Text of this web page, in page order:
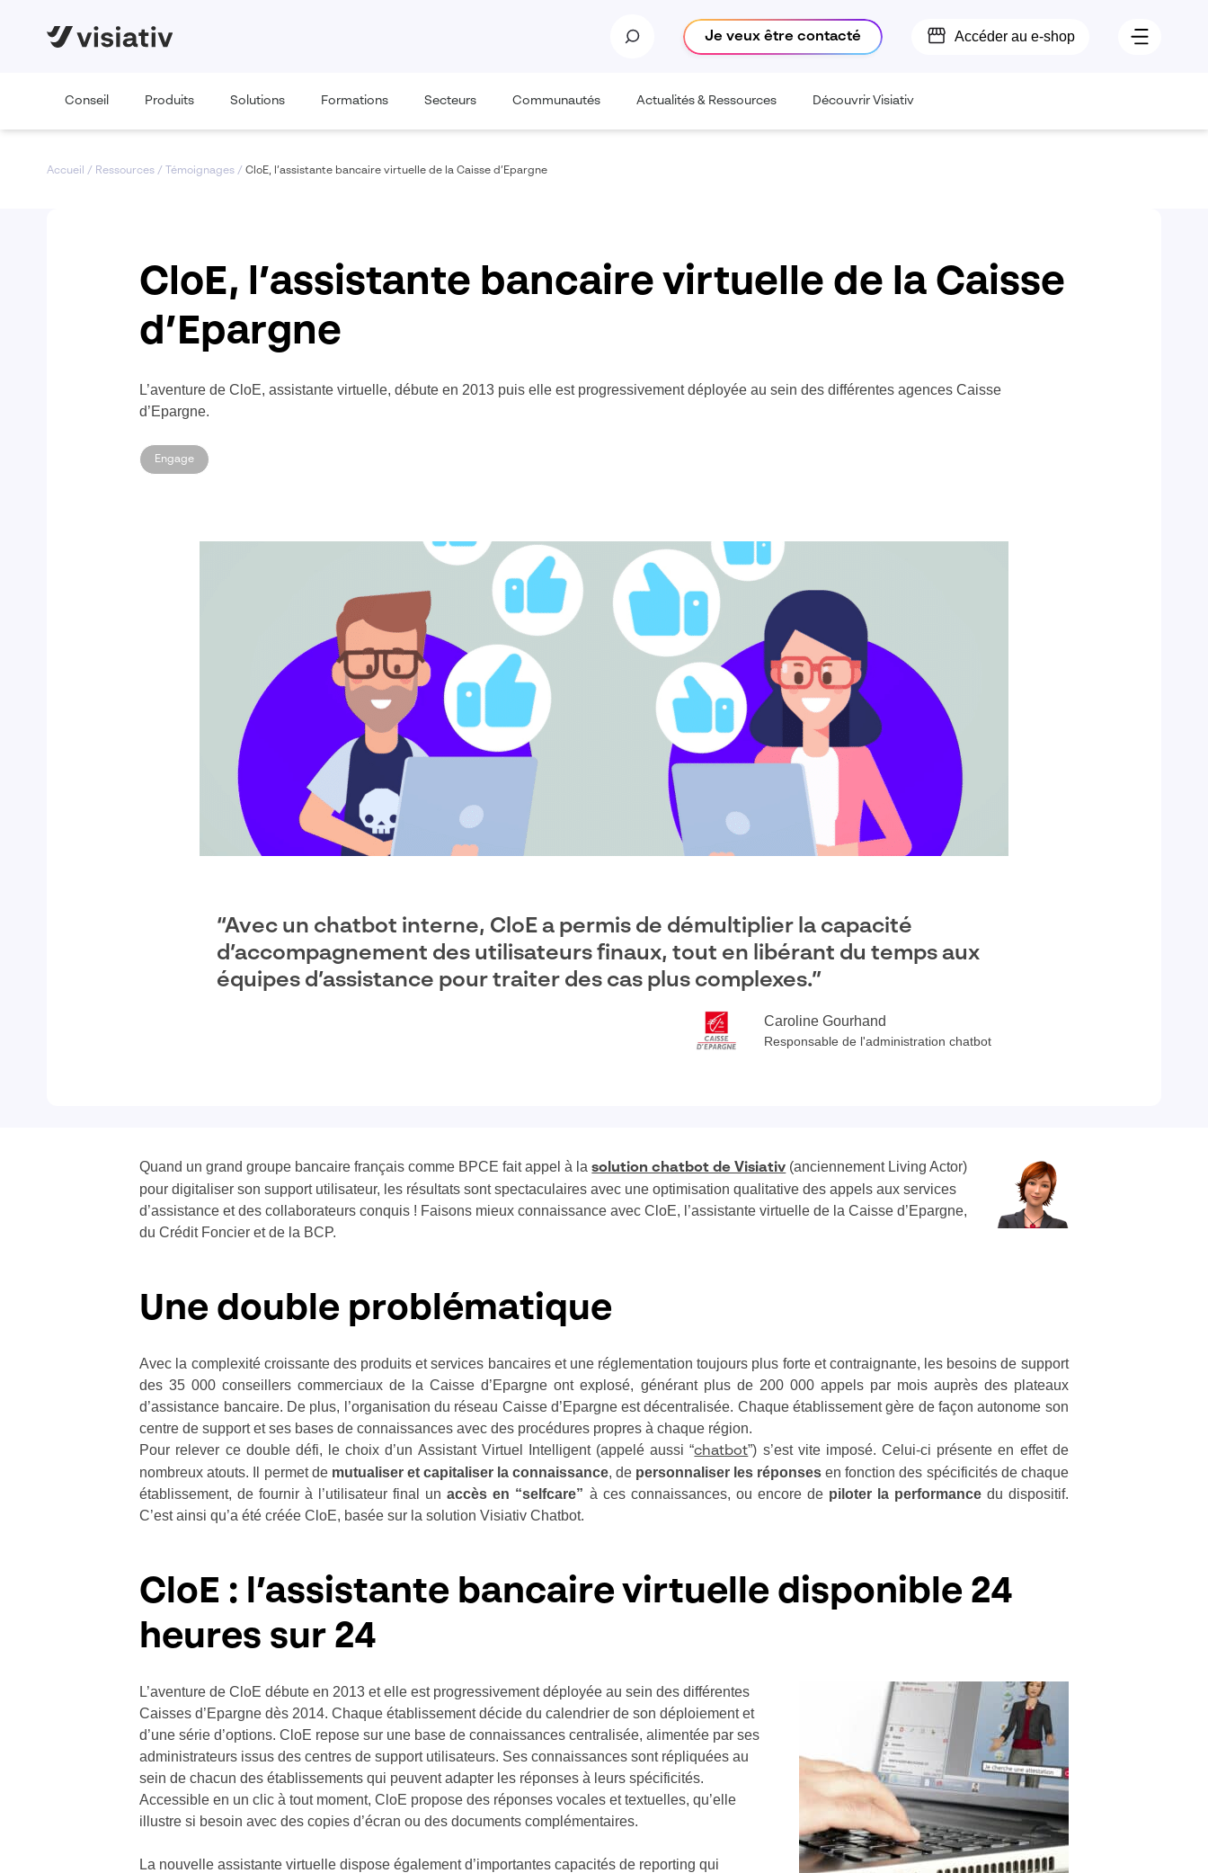
Je veux être contacté Accéder au e-shop
Conseil Produits Solutions Formations Secteurs Communautés Actualités & Ressources Découvrir Visiativ
Accueil / Ressources / Témoignages / CloE, l’assistante bancaire virtuelle de la Caisse d’Epargne
CloE, l’assistante bancaire virtuelle de la Caisse
d’Epargne
L’aventure de CloE, assistante virtuelle, débute en 2013 puis elle est progressivement déployée au sein des différentes agences Caisse
d’Epargne.
Engage
“Avec un chatbot interne, CloE a permis de démultiplier la capacité
d’accompagnement des utilisateurs finaux, tout en libérant du temps aux
équipes d’assistance pour traiter des cas plus complexes.”
Caroline Gourhand
Responsable de l'administration chatbot
Quand un grand groupe bancaire français comme BPCE fait appel à lasolution chatbot de Visiativ (anciennement Living Actor)
pour digitaliser son support utilisateur, les résultats sont spectaculaires avec une optimisation qualitative des appels aux services
d’assistance et des collaborateurs conquis ! Faisons mieux connaissance avec CloE, l’assistante virtuelle de la Caisse d’Epargne,
du Crédit Foncier et de la BCP.
Une double problématique
Avec la complexité croissante des produits et services bancaires et une réglementation toujours plus forte et contraignante, les besoins de support
des 35 000 conseillers commerciaux de la Caisse d’Epargne ont explosé, générant plus de 200 000 appels par mois auprès des plateaux
d’assistance bancaire. De plus, l’organisation du réseau Caisse d’Epargne est décentralisée. Chaque établissement gère de façon autonome son
centre de support et ses bases de connaissances avec des procédures propres à chaque région.
Pour relever ce double défi, le choix d’un Assistant Virtuel Intelligent (appelé aussi “chatbot”) s’est vite imposé. Celui-ci présente en effet de
nombreux atouts. Il permet de mutualiser et capitaliser la connaissance, de personnaliser les réponses en fonction des spécificités de chaque
établissement, de fournir à l’utilisateur final unaccès en “selfcare” à ces connaissances, ou encore de piloter la performancedu dispositif.
C’est ainsi qu’a été créée CloE, basée sur la solution Visiativ Chatbot.
CloE : l’assistante bancaire virtuelle disponible 24
heures sur 24
L’aventure de CloE débute en 2013 et elle est progressivement déployée au sein des différentes
Caisses d’Epargne dès 2014. Chaque établissement décide du calendrier de son déploiement et
d’une série d’options. CloE repose sur une base de connaissances centralisée, alimentée par ses
administrateurs issus des centres de support utilisateurs. Ses connaissances sont répliquées au
sein de chacun des établissements qui peuvent adapter les réponses à leurs spécificités.
Accessible en un clic à tout moment, CloE propose des réponses vocales et textuelles, qu’elle
illustre si besoin avec des copies d’écran ou des documents complémentaires.
La nouvelle assistante virtuelle dispose également d’importantes capacités de reporting qui